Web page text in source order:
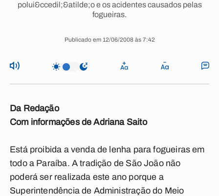
polui&ccedil;&atilde;o e os acidentes causados pelas
fogueiras.
Publicado em 12/06/2008 às 7:42
Da Redação
Com informações de Adriana Saito
Está proibida a venda de lenha para fogueiras em
todo a Paraíba. A tradição de São João não
poderá ser realizada este ano porque a
Superintendência de Administração do Meio